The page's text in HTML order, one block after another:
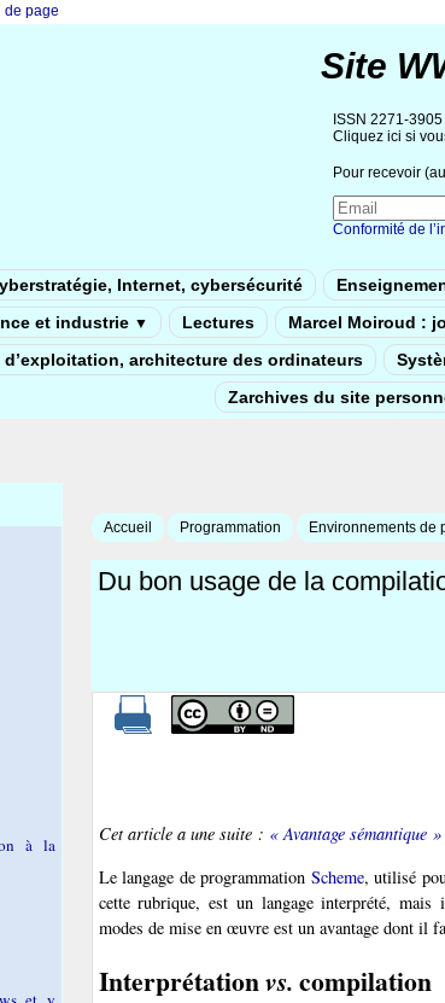
de page
Site
ISSN 2271-3905
Cliquez ici si
Pour recevoir
Conformité de
Internet, cybersécurité
et industrie ▼ Lectures Marcel Moiroud :
d’exploitation, architecture des ordinateurs
Zarchives du site
Accueil Programmation Environnements de
Du bon usage de la
Cet article a une suite : « Avantage sémantique
Le langage de programmation Scheme, utilisé
cette rubrique, est un langage interprété,
modes de mise en œuvre est un avantage dont il
Interprétationvs. compilation
à la